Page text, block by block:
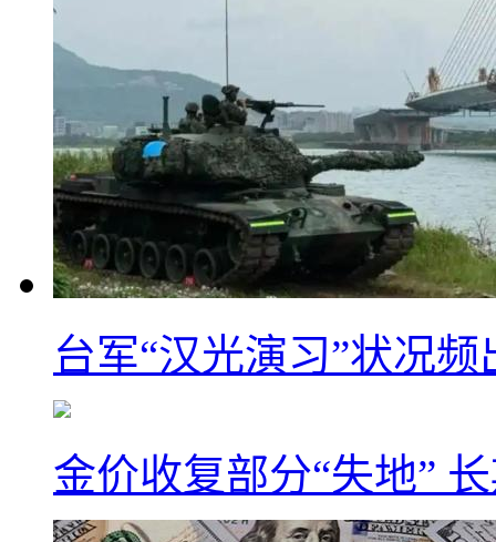
台军“汉光演习”状况
金价收复部分“失地”